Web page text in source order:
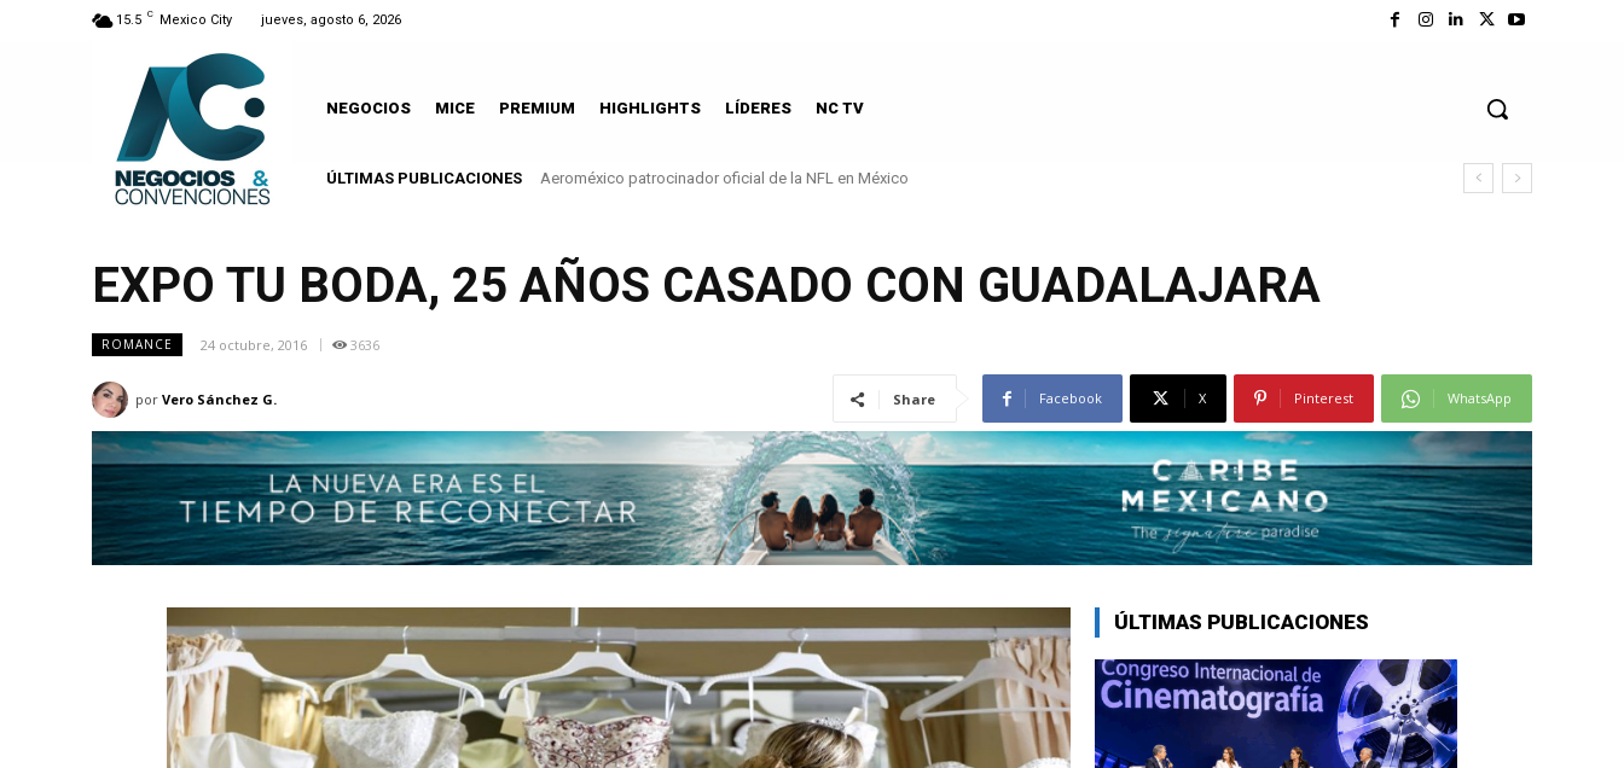
15.5 C Mexico City jueves, agosto 6, 2026
NEGOCIOS MICE PREMIUM HIGHLIGHTS LÍDERES NC TV
ÚLTIMAS PUBLICACIONES Aeroméxico patrocinador oficial de la NFL en México
EXPO TU BODA, 25 AÑOS CASADO CON GUADALAJARA
ROMANCE 24 octubre, 2016 3636
por Vero Sánchez G. Share Facebook X Pinterest WhatsApp
ÚLTIMAS PUBLICACIONES